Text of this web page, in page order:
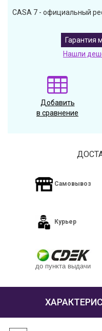
CASA 7 - официальный
Гарантия
Нашли
Добавить
в сравнение
Самовывоз
Курьер
до пункта выдачи